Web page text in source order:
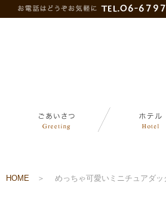
HOME ＞ めっちゃ可愛いミニチュアダッ